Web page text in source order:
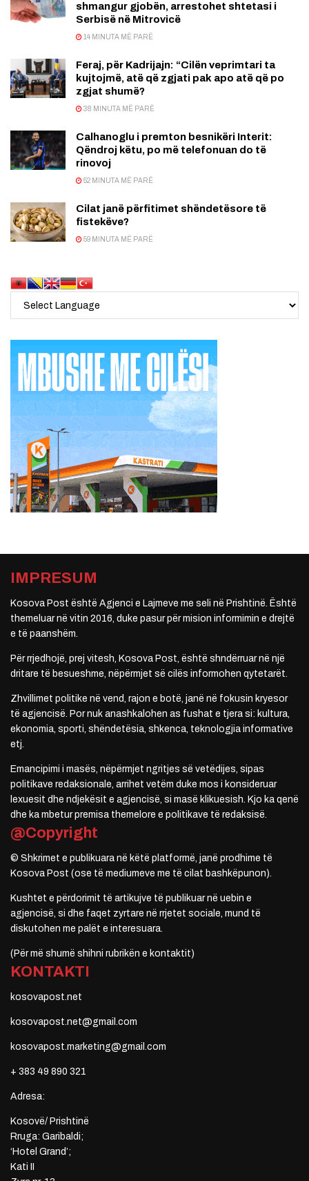
shmangur gjobën, arrestohet shtetasi i
Serbisë në Mitrovicë
14 MINUTA MË PARË
Feraj, për Kadrijajn: “Cilën veprimtari ta
kujtojmë, atë që zgjati pak apo atë që po
zgjat shumë?
38 MINUTA MË PARË
Calhanoglu i premton besnikëri Interit:
Qëndroj këtu, po më telefonuan do të
rinovoj
52 MINUTA MË PARË
Cilat janë përfitimet shëndetësore të
fistekëve?
59 MINUTA MË PARË
IMPRESUM
Kosova Post është Agjenci e Lajmeve me seli në Prishtinë. Është
themeluar në vitin 2016, duke pasur për mision informimin e drejtë
e të paanshëm.
Për rrjedhojë, prej vitesh, Kosova Post, është shndërruar në një
dritare të besueshme, nëpërmjet së cilës informohen qytetarët.
Zhvillimet politike në vend, rajon e botë, janë në fokusin kryesor
të agjencisë. Por nuk anashkalohen as fushat e tjera si: kultura,
ekonomia, sporti, shëndetësia, shkenca, teknologjia informative
etj.
Emancipimi i masës, nëpërmjet ngritjes së vetëdijes, sipas
politikave redaksionale, arrihet vetëm duke mos i konsideruar
lexuesit dhe ndjekësit e agjencisë, si masë klikuesish. Kjo ka qenë
dhe ka mbetur premisa themelore e politikave të redaksisë.
@Copyright
© Shkrimet e publikuara në këtë platformë, janë prodhime të
Kosova Post (ose të mediumeve me të cilat bashkëpunon).
Kushtet e përdorimit të artikujve të publikuar në uebin e
agjencisë, si dhe faqet zyrtare në rrjetet sociale, mund të
diskutohen me palët e interesuara.
(Për më shumë shihni rubrikën e kontaktit)
KONTAKTI
kosovapost.net
kosovapost.net@gmail.com
kosovapost.marketing@gmail.com
+ 383 49 890 321
Adresa:
Kosovë/ Prishtinë
Rruga: Garibaldi;
‘Hotel Grand’;
Kati II